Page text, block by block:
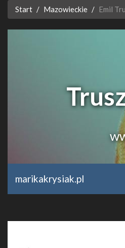
Start Mazowieckie Emil
marikakrysiak.pl